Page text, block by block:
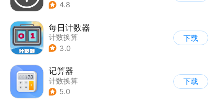
4.8
每日计数器
计数换算
3.0
下载
记算器
计数换算
5.0
下载